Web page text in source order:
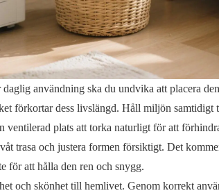
användning ska du undvika att placera
förkortar dess livslängd. Håll miljön samtidigt
ventilerad plats att torka naturligt för att
trasa och justera formen försiktigt. Det
för att hålla den ren och snygg.
och skönhet till hemlivet. Genom korrekt